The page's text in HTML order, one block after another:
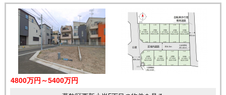
4800万円～5400万円